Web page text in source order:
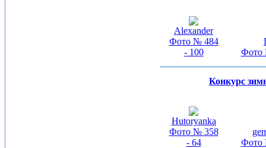
Alexander
Фото № 484
- 100
Фото
Конкурс
Hutoryanka
Фото № 358
- 64
Фото